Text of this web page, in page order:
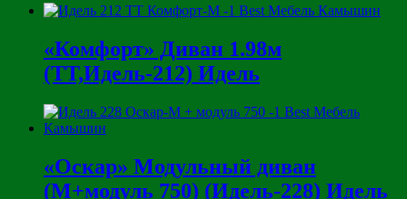
«Комфорт» Диван 1.98м
(ТТ,Идель-212) Идель
«Оскар» Модульный диван
(М+модуль 750) (Идель-228) Идель